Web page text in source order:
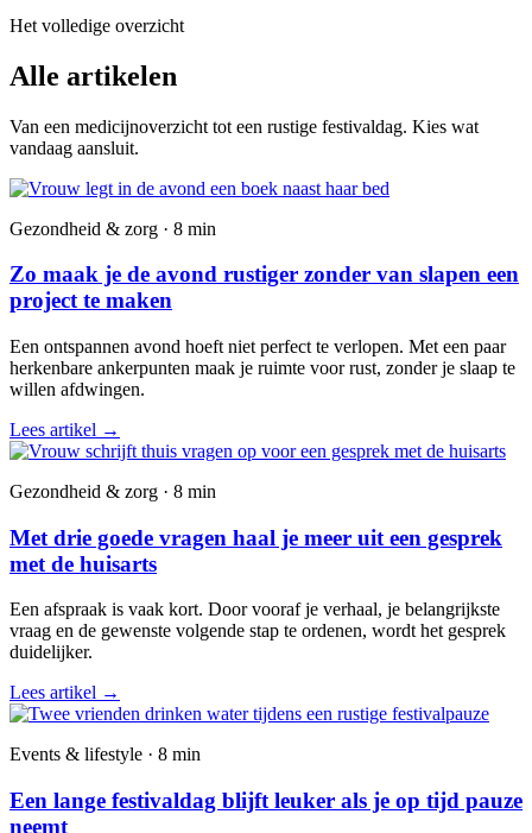
Het volledige overzicht
Alle artikelen
Van een medicijnoverzicht tot een rustige festivaldag. Kies wat
vandaag aansluit.
Gezondheid & zorg · 8 min
Zo maak je de avond rustiger zonder van slapen een
project te maken
Een ontspannen avond hoeft niet perfect te verlopen. Met een paar
herkenbare ankerpunten maak je ruimte voor rust, zonder je slaap te
willen afdwingen.
Lees artikel →
Gezondheid & zorg · 8 min
Met drie goede vragen haal je meer uit een gesprek
met de huisarts
Een afspraak is vaak kort. Door vooraf je verhaal, je belangrijkste
vraag en de gewenste volgende stap te ordenen, wordt het gesprek
duidelijker.
Lees artikel →
Events & lifestyle · 8 min
Een lange festivaldag blijft leuker als je op tijd pauze
neemt